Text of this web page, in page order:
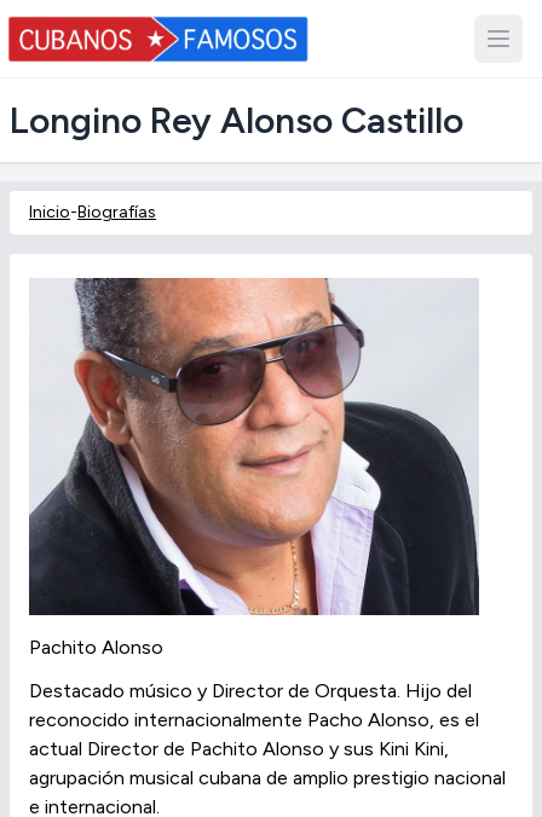
Longino Rey Alonso Castillo
Inicio-Biografías
Pachito Alonso
Destacado músico y Director de Orquesta. Hijo del
reconocido internacionalmente Pacho Alonso, es el
actual Director de Pachito Alonso y sus Kini Kini,
agrupación musical cubana de amplio prestigio nacional
e internacional.